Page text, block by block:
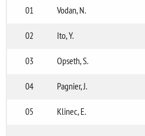
01
Vodan, N.
02 Ito, Y.
03 Opseth, S.
04 Pagnier, J.
05 Klinec, E.